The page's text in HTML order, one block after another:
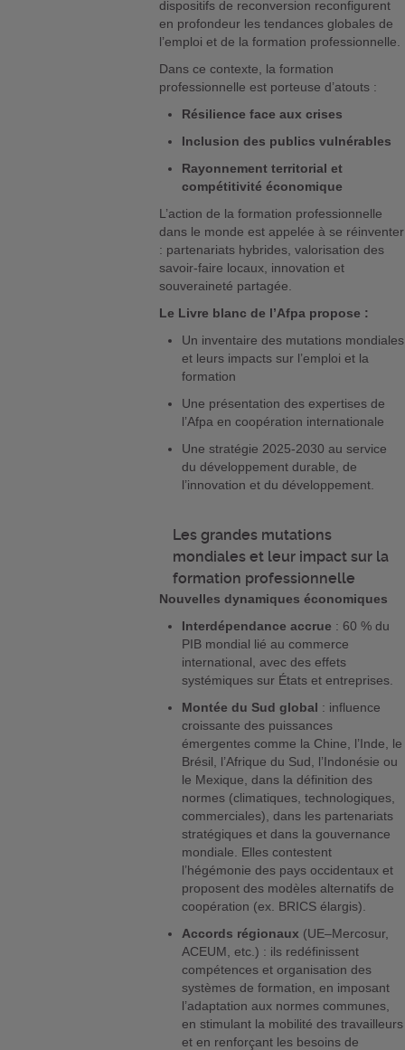
dispositifs de reconversion reconfigurent
en profondeur les tendances globales de
l’emploi et de la formation professionnelle.
Dans ce contexte, la formation
professionnelle est porteuse d’atouts :
Résilience face aux crises
Inclusion des publics vulnérables
Rayonnement territorial et
compétitivité économique
L’action de la formation professionnelle
dans le monde est appelée à se réinventer
: partenariats hybrides, valorisation des
savoir-faire locaux, innovation et
souveraineté partagée.
Le Livre blanc de l’Afpa propose :
Un inventaire des mutations mondiales
et leurs impacts sur l’emploi et la
formation
Une présentation des expertises de
l’Afpa en coopération internationale
Une stratégie 2025-2030 au service
du développement durable, de
l’innovation et du développement.
Les grandes mutations
mondiales et leur impact sur la
formation professionnelle
Nouvelles dynamiques économiques
Interdépendance accrue : 60 % du
PIB mondial lié au commerce
international, avec des effets
systémiques sur États et entreprises.
Montée du Sud global : influence
croissante des puissances
émergentes comme la Chine, l’Inde, le
Brésil, l’Afrique du Sud, l’Indonésie ou
le Mexique, dans la définition des
normes (climatiques, technologiques,
commerciales), dans les partenariats
stratégiques et dans la gouvernance
mondiale. Elles contestent
l’hégémonie des pays occidentaux et
proposent des modèles alternatifs de
coopération (ex. BRICS élargis).
Accords régionaux (UE–Mercosur,
ACEUM, etc.) : ils redéfinissent
compétences et organisation des
systèmes de formation, en imposant
l’adaptation aux normes communes,
en stimulant la mobilité des travailleurs
et en renforçant les besoins de